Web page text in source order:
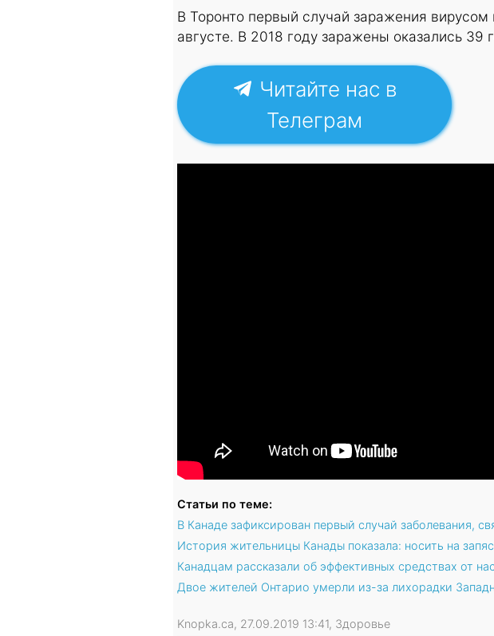
В Торонто первый случай заражения
августе. В 2018 году заражены оказались 39
Читайте нас в
Телеграм
Статьи по теме:
В Канаде зафиксирован первый случай заболевания,
История жительницы Канады показала: носить на
Канадцам рассказали об эффективных средствах от
Двое жителей Онтарио умерли из-за лихорадки
Knopka.ca, 27.09.2019 13:41, Здоровье